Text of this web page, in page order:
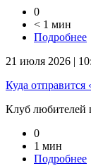
0
< 1 мин
Подробнее
21 июля 2026 |
Куда
Клуб любителей
0
1 мин
Подробнее